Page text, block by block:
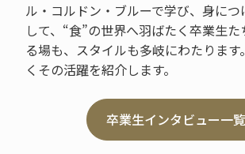
ル・コルドン・ブルーで学び、⾝につ
して、“⾷”の世界へ⽻ばたく卒業⽣
る場も、スタイルも多岐にわたりま
くその活躍を紹介します。
卒業⽣インタビュー⼀覧